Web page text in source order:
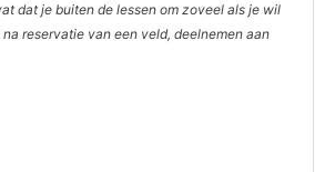
dat je buiten de lessen om zoveel als je wil
reservatie van een veld, deelnemen aan